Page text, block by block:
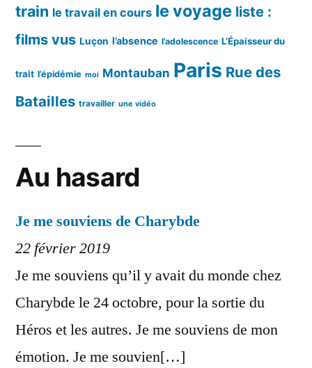
train le travail en cours le voyage liste :
films vus Luçon l’absence l’adolescence L’Épaisseur du
trait l’épidémie moi Montauban Paris Rue des
Batailles travailler une vidéo
Au hasard
Je me souviens de Charybde
22 février 2019
Je me souviens qu’il y avait du monde chez
Charybde le 24 octobre, pour la sortie du
Héros et les autres. Je me souviens de mon
émotion. Je me souvien[…]